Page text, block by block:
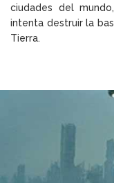
ciudades del
intenta destruir la
Tierra.